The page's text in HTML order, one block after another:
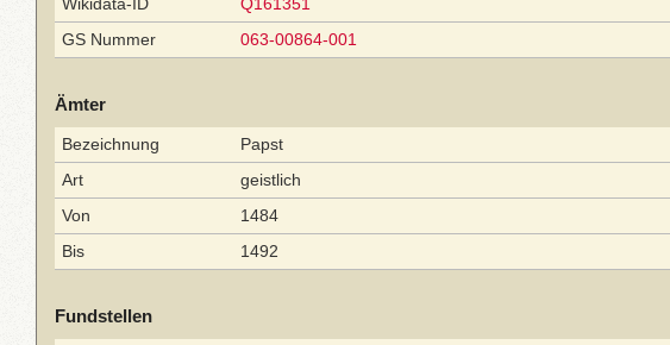
GS Nummer
063-00864-001
Ämter
Bezeichnung
Papst
Art
geistlich
Von
1484
Bis
1492
Fundstellen